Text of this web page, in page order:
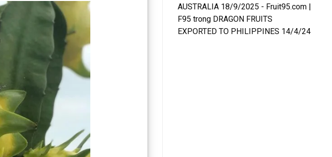
AUSTRALIA 18/9/2025 - Fruit95.com |
F95 trong DRAGON FRUITS
EXPORTED TO PHILIPPINES 14/4/24